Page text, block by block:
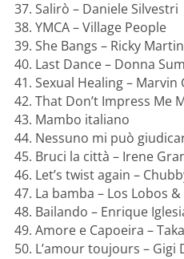
Salirò – Daniele Silvestri
YMCA – Village People
She Bangs – Ricky Martin
Last Dance – Donna
Sexual Healing – Marvin
That Don’t Impress Me
Mambo italiano
Nessuno mi può
Bruci la città – Irene
Let’s twist again –
La bamba – Los Lobos
Bailando – Enrique
Amore e Capoeira –
L’amour toujours – Gigi